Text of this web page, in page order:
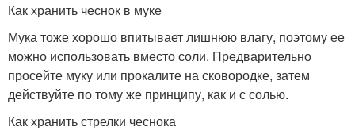
Как хранить чеснок в муке
Мука тоже хорошо впитывает лишнюю влагу, поэтому ее
можно использовать вместо соли. Предварительно
просейте муку или прокалите на сковородке, затем
действуйте по тому же принципу, как и с солью.
Как хранить стрелки чеснока